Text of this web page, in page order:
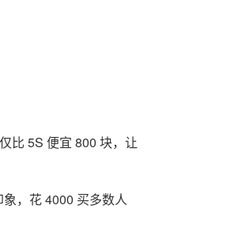
比 5S 便宜 800 块，让
，花 4000 买多数人